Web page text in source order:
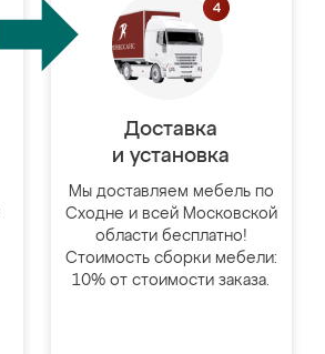
Доставка
и установка
Мы доставляем мебель по
Сходне и всей Московской
области бесплатно!
Стоимость сборки мебели:
10% от стоимости заказа.